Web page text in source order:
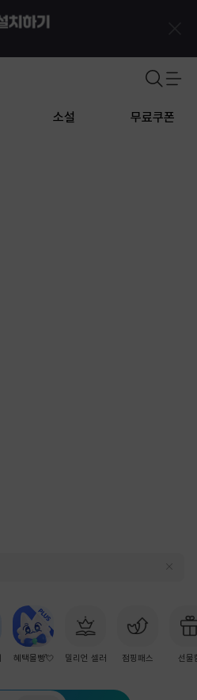
소설 무료쿠폰
혜택몰빵💘 밀리언 셀러 점핑패스 선물